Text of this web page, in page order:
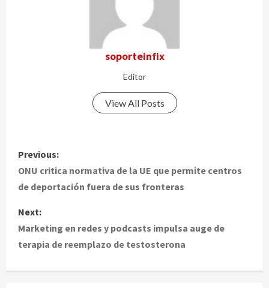
soporteinfix
Editor
View All Posts
P
o
t
n
a
Previous:
ONU critica normativa de la UE que permite centros
de deportación fuera de sus fronteras
Next:
Marketing en redes y podcasts impulsa auge de
terapia de reemplazo de testosterona